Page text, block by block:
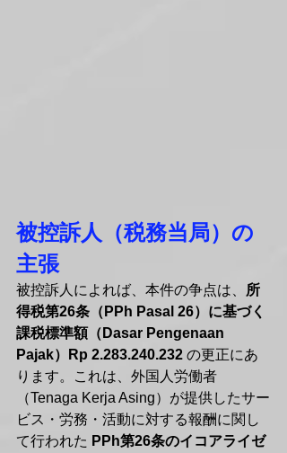
被控訴人（税務当局）の
主張
被控訴人によれば、本件の争点は、
所
得税第26条（PPh Pasal 26）に基づく
課税標準額（Dasar Pengenaan
Pajak）Rp 2.283.240.232 の更正にあ
ります。これは、外国人労働者
（Tenaga Kerja Asing）が提供したサー
ビス・労務・活動に対する報酬に関し
て行われた PPh第26条のイコアライゼ